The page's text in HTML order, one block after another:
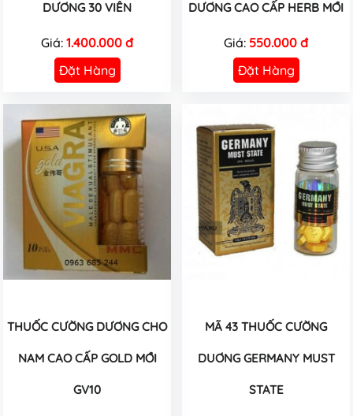
DƯƠNG 30 VIÊN
Giá: 1.400.000 đ
Đặt Hàng
DƯƠNG CAO CẤP HERB MỚI
Giá: 550.000 đ
Đặt Hàng
THUỐC CƯỜNG DƯƠNG CHO
NAM CAO CẤP GOLD MỚI
GV10
MÃ 43 THUỐC CƯỜNG
DUƠNG GERMANY MUST
STATE